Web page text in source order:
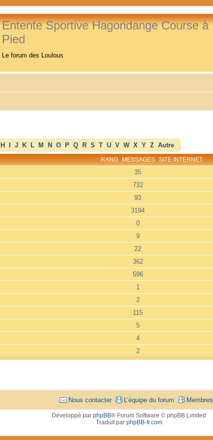
Entente Sportive Hagondange Course à
Pied
Le forum des Loulous
H J K L M N O P Q R S T U V W X Y Z Autre
RANG MESSAGES SITE INTERNET
35
732
93
3194
0
9
22
362
596
1
2
115
5
4
2
Membres
L’équipe du forum
Nous contacter
Développé par phpBB® Forum Software © phpBB Limited
Traduit par phpBB-fr.com